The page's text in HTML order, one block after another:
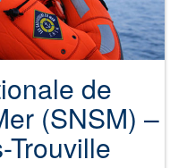
de
(SNSM) –
Trouville